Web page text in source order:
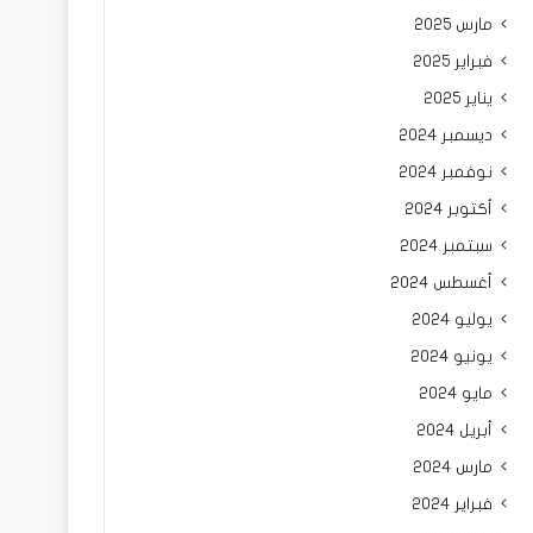
مارس 2025
فبراير 2025
يناير 2025
ديسمبر 2024
نوفمبر 2024
أكتوبر 2024
سبتمبر 2024
أغسطس 2024
يوليو 2024
يونيو 2024
مايو 2024
أبريل 2024
مارس 2024
فبراير 2024